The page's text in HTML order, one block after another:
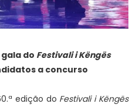
do Festivali i Këngës
a concurso
edição do Festivali i Këngës